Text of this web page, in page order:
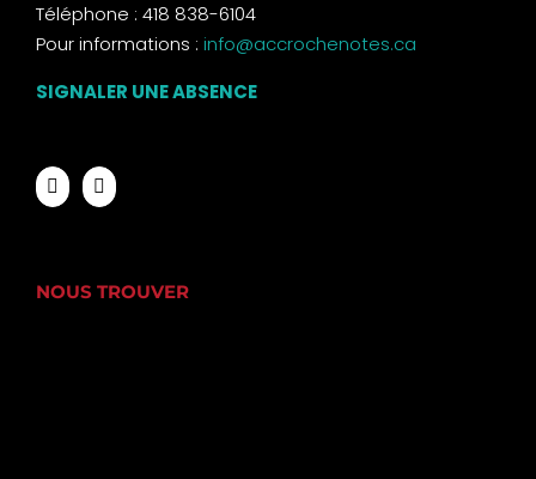
Téléphone : 418 838-6104
Pour informations : info@accrochenotes.ca
SIGNALER UNE ABSENCE
NOUS TROUVER